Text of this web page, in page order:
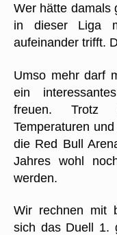
Wer hätte damals
in dieser Liga
aufeinander trifft.
Umso mehr darf
ein
freuen. Trotz
Temperaturen
die Red Bull
Jahres wohl
werden.
Wir rechnen mit
sich das Duell 1.